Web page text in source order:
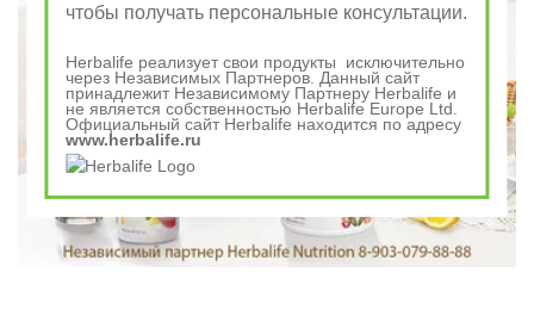
чтобы получать персональные консультации.
Herbalife реализует свои продукты исключительно
через Независимых Партнеров. Данный сайт
принадлежит Независимому Партнеру Herbalife и
не является собственностью Herbalife Europe Ltd.
Официальный сайт Herbalife находится по адресу
www.herbalife.ru